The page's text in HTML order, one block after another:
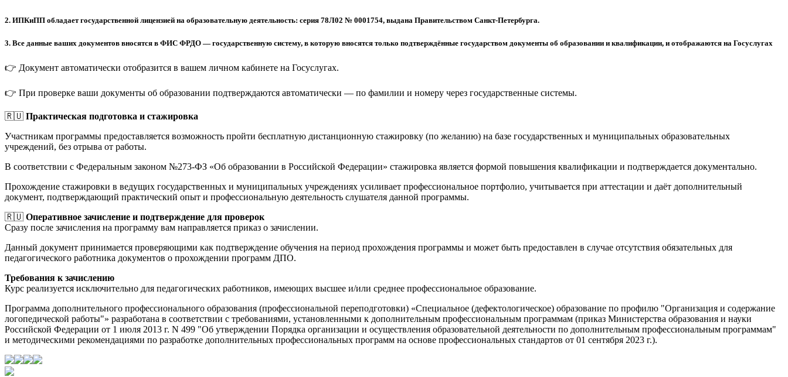
2. ИПКиПП обладает государственной лицензией на образовательную деятельность: серия 78Л02 № 0001754, выдана Правительством Санкт-Петербурга.
3. Все данные ваших документов вносятся в ФИС ФРДО — государственную систему, в которую вносятся только подтверждённые государством документы об образовании и квалификации, и отображаются на Госуслугах
👉 Документ автоматически отобразится в вашем личном кабинете на Госуслугах.
👉 При проверке ваши документы об образовании подтверждаются автоматически — по фамилии и номеру через государственные системы.
🇷🇺 Практическая подготовка и стажировка
Участникам программы предоставляется возможность пройти бесплатную дистанционную стажировку (по желанию) на базе государственных и муниципальных образовательных
учреждений, без отрыва от работы.
В соответствии с Федеральным законом №273-ФЗ «Об образовании в Российской Федерации» стажировка является формой повышения квалификации и подтверждается документально.
Прохождение стажировки в ведущих государственных и муниципальных учреждениях усиливает профессиональное портфолио, учитывается при аттестации и даёт дополнительный
документ, подтверждающий практический опыт и профессиональную деятельность слушателя данной программы.
🇷🇺 Оперативное зачисление и подтверждение для проверок
Сразу после зачисления на программу вам направляется приказ о зачислении.
Данный документ принимается проверяющими как подтверждение обучения на период прохождения программы и может быть предоставлен в случае отсутствия обязательных для
педагогического работника документов о прохождении программ ДПО.
Требования к зачислению
Курс реализуется исключительно для педагогических работников, имеющих высшее и/или среднее профессиональное образование.
Программа дополнительного профессионального образования (профессиональной переподготовки) «Специальное (дефектологическое) образование по профилю "Организация и содержание
логопедической работы"» разработана в соответствии с требованиями, установленными к дополнительным профессиональным программам (приказ Министерства образования и науки
Российской Федерации от 1 июля 2013 г. N 499 "Об утверждении Порядка организации и осуществления образовательной деятельности по дополнительным профессиональным программам"
и методическими рекомендациями по разработке дополнительных профессиональных программ на основе профессиональных стандартов от 01 сентября 2023 г.).